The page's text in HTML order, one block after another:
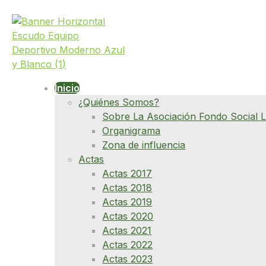
Inicio
¿Quiénes Somos?
Sobre La Asociación Fondo Social
Organigrama
Zona de influencia
Actas
Actas 2017
Actas 2018
Actas 2019
Actas 2020
Actas 2021
Actas 2022
Actas 2023